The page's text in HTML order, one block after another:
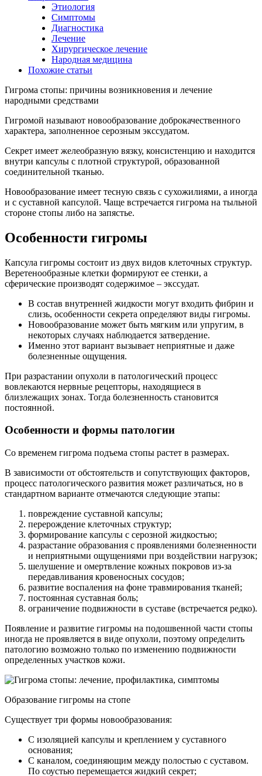
Этиология
Симптомы
Диагностика
Лечение
Хирургическое лечение
Народная медицина
Похожие статьи
Гигрома стопы: причины возникновения и лечение
народными средствами
Гигромой называют новообразование доброкачественного
характера, заполненное серозным экссудатом.
Секрет имеет желеобразную вязку, консистенцию и находится
внутри капсулы с плотной структурой, образованной
соединительной тканью.
Новообразование имеет тесную связь с сухожилиями, а иногда
и с суставной капсулой. Чаще встречается гигрома на тыльной
стороне стопы либо на запястье.
Особенности гигромы
Капсула гигромы состоит из двух видов клеточных структур.
Веретенообразные клетки формируют ее стенки, а
сферические производят содержимое – экссудат.
В состав внутренней жидкости могут входить фибрин и
слизь, особенности секрета определяют виды гигромы.
Новообразование может быть мягким или упругим, в
некоторых случаях наблюдается затвердение.
Именно этот вариант вызывает неприятные и даже
болезненные ощущения.
При разрастании опухоли в патологический процесс
вовлекаются нервные рецепторы, находящиеся в
близлежащих зонах. Тогда болезненность становится
постоянной.
Особенности и формы патологии
Со временем гигрома подъема стопы растет в размерах.
В зависимости от обстоятельств и сопутствующих факторов,
процесс патологического развития может различаться, но в
стандартном варианте отмечаются следующие этапы:
повреждение суставной капсулы;
перерождение клеточных структур;
формирование капсулы с серозной жидкостью;
разрастание образования с проявлениями болезненности
и неприятными ощущениями при воздействии нагрузок;
шелушение и омертвление кожных покровов из-за
передавливания кровеносных сосудов;
развитие воспаления на фоне травмирования тканей;
постоянная суставная боль;
ограничение подвижности в суставе (встречается редко).
Появление и развитие гигромы на подошвенной части стопы
иногда не проявляется в виде опухоли, поэтому определить
патологию возможно только по изменению подвижности
определенных участков кожи.
Образование гигромы на стопе
Существует три формы новообразования:
С изоляцией капсулы и креплением у суставного
основания;
С каналом, соединяющим между полостью с суставом.
По соустью перемещается жидкий секрет;